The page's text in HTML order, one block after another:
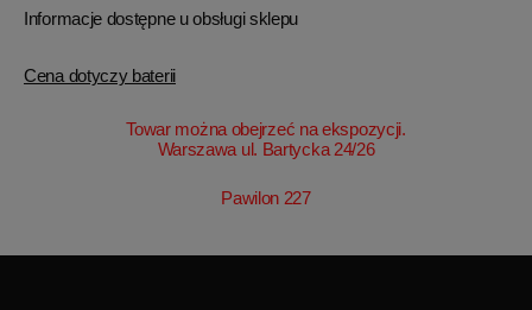
Informacje dostępne u obsługi sklepu
Cena dotyczy baterii
Towar można obejrzeć na ekspozycji.
Warszawa ul. Bartycka 24/26
Pawilon 227